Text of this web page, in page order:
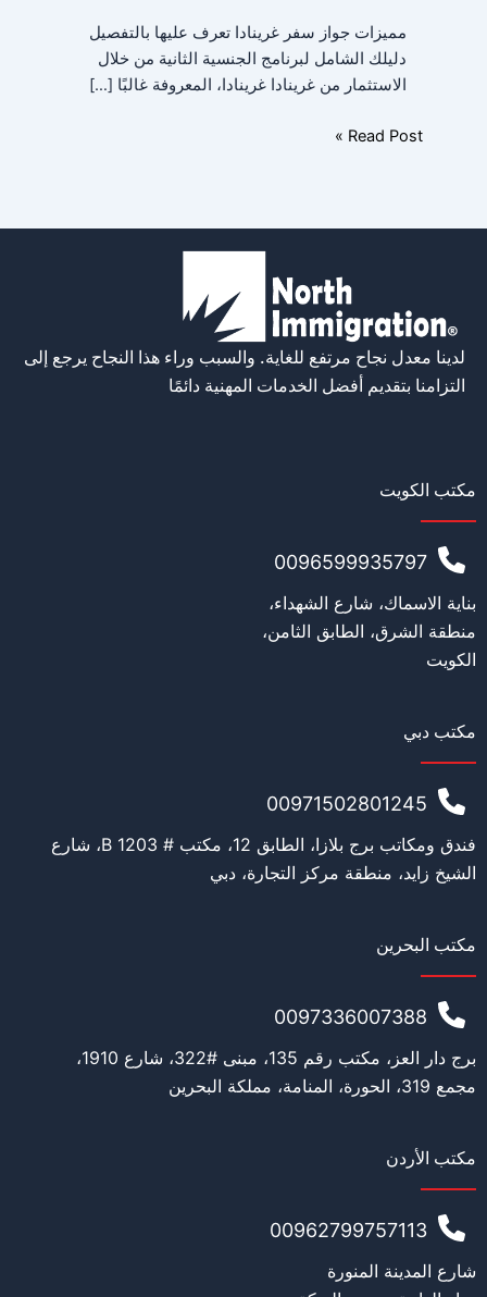
مميزات جواز سفر غرينادا تعرف عليها بالتفصيل
دليلك الشامل لبرنامج الجنسية الثانية من خلال
الاستثمار من غرينادا غرينادا، المعروفة غالبًا […]
Read Post »
لدينا معدل نجاح مرتفع للغاية. والسبب وراء هذا النجاح يرجع إلى
التزامنا بتقديم أفضل الخدمات المهنية دائمًا
مكتب الكويت
0096599935797
بناية الاسماك، شارع الشهداء،
منطقة الشرق، الطابق الثامن،
الكويت
مكتب دبي
00971502801245
فندق ومكاتب برج بلازا، الطابق 12، مكتب # 1203 B، شارع
الشيخ زايد، منطقة مركز التجارة، دبي
مكتب البحرين
0097336007388
برج دار العز، مكتب رقم 135، مبنى #322، شارع 1910،
مجمع 319، الحورة، المنامة، مملكة البحرين
مكتب الأردن
00962799757113
شارع المدينة المنورة